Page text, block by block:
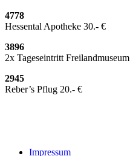
4778
Hessental Apotheke 30.- €
3896
2x Tageseintritt Freilandmuseum
2945
Reber’s Pflug 20.- €
Impressum